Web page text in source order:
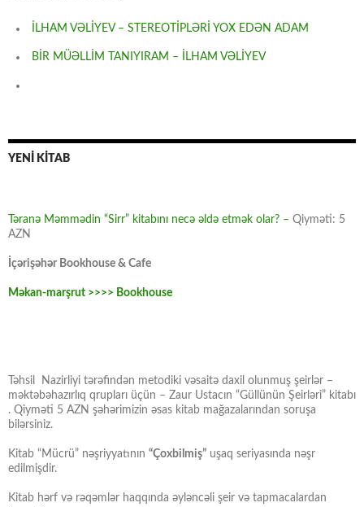
İLHAM VƏLİYEV – STEREOTİPLƏRİ YOX EDƏN ADAM
BİR MÜƏLLİM TANIYIRAM – İLHAM VƏLİYEV
YENİ KİTAB
Təranə Məmmədin “Sirr” kitabını necə əldə etmək olar? – Qiyməti: 5
AZN
İçərişəhər Bookhouse & Cafe
Məkan-marşrut >>>> Bookhouse
Təhsil Nazirliyi tərəfindən metodiki vəsaitə daxil olunmuş şeirlər –
məktəbəhazırlıq qrupları üçün – Zaur Ustacın “Güllünün Şeirləri” kitabı
. Qiyməti 5 AZN şəhərimizin əsas kitab mağazalarından soruşa
bilərsiniz.
Kitab “Mücrü” nəşriyyatının “Çoxbilmiş” uşaq seriyasında nəşr
edilmişdir.
Kitab hərf və rəqəmlər haqqında əyləncəli şeir və tapmacalardan